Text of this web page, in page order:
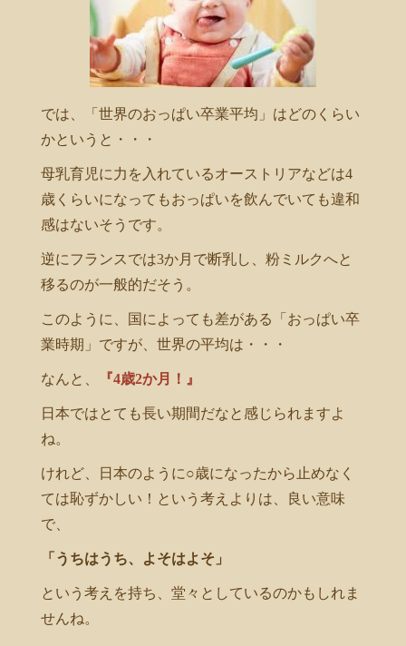
では、「世界のおっぱい卒業平均」はどのくらい
かというと・・・
母乳育児に力を入れているオーストリアなどは4
歳くらいになってもおっぱいを飲んでいても違和
感はないそうです。
逆にフランスでは3か月で断乳し、粉ミルクへと
移るのが一般的だそう。
このように、国によっても差がある「おっぱい卒
業時期」ですが、世界の平均は・・・
なんと、 『4歳2か月！』
日本ではとても長い期間だなと感じられますよ
ね。
けれど、日本のように○歳になったから止めなく
ては恥ずかしい！という考えよりは、良い意味
で、
「うちはうち、よそはよそ」
という考えを持ち、堂々としているのかもしれま
せんね。